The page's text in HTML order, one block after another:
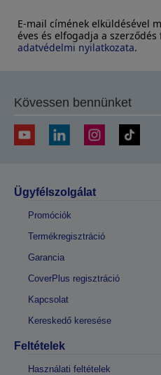
E-mail címének elküldésével
éves és elfogadja a
adatvédelmi nyilatkozata.
Kövessen bennünket
Ügyfélszolgálat
Promóciók
Termékregisztráció
Garancia
CoverPlus regisztráció
Kapcsolat
Kereskedő keresése
Feltételek
Használati feltételek